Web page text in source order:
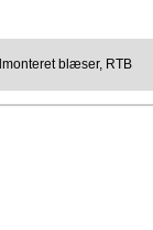
blæser, RTB